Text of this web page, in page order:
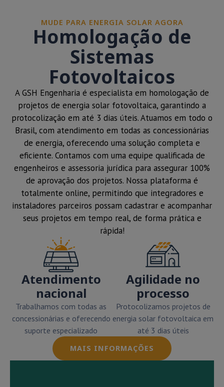
MUDE PARA ENERGIA SOLAR AGORA
Homologação de
Sistemas
Fotovoltaicos
A GSH Engenharia é especialista em homologação de
projetos de energia solar fotovoltaica, garantindo a
protocolização em até 3 dias úteis. Atuamos em todo o
Brasil, com atendimento em todas as concessionárias
de energia, oferecendo uma solução completa e
eficiente. Contamos com uma equipe qualificada de
engenheiros e assessoria jurídica para assegurar 100%
de aprovação dos projetos. Nossa plataforma é
totalmente online, permitindo que integradores e
instaladores parceiros possam cadastrar e acompanhar
seus projetos em tempo real, de forma prática e
rápida!
Atendimento
nacional
Trabalhamos com todas as
concessionárias e oferecendo
suporte especializado
Agilidade no
processo
Protocolizamos projetos de
energia solar fotovoltaica em
até 3 dias úteis
MAIS INFORMAÇÕES